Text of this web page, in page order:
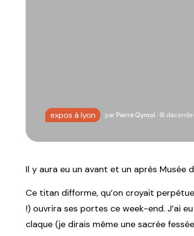
expos à lyon par Pierre Qyrool 18
Il y aura eu un avant et un après Musée
Ce titan difforme, qu’on croyait
!) ouvrira ses portes ce week-end. J’ai
claque (je dirais même une sacrée